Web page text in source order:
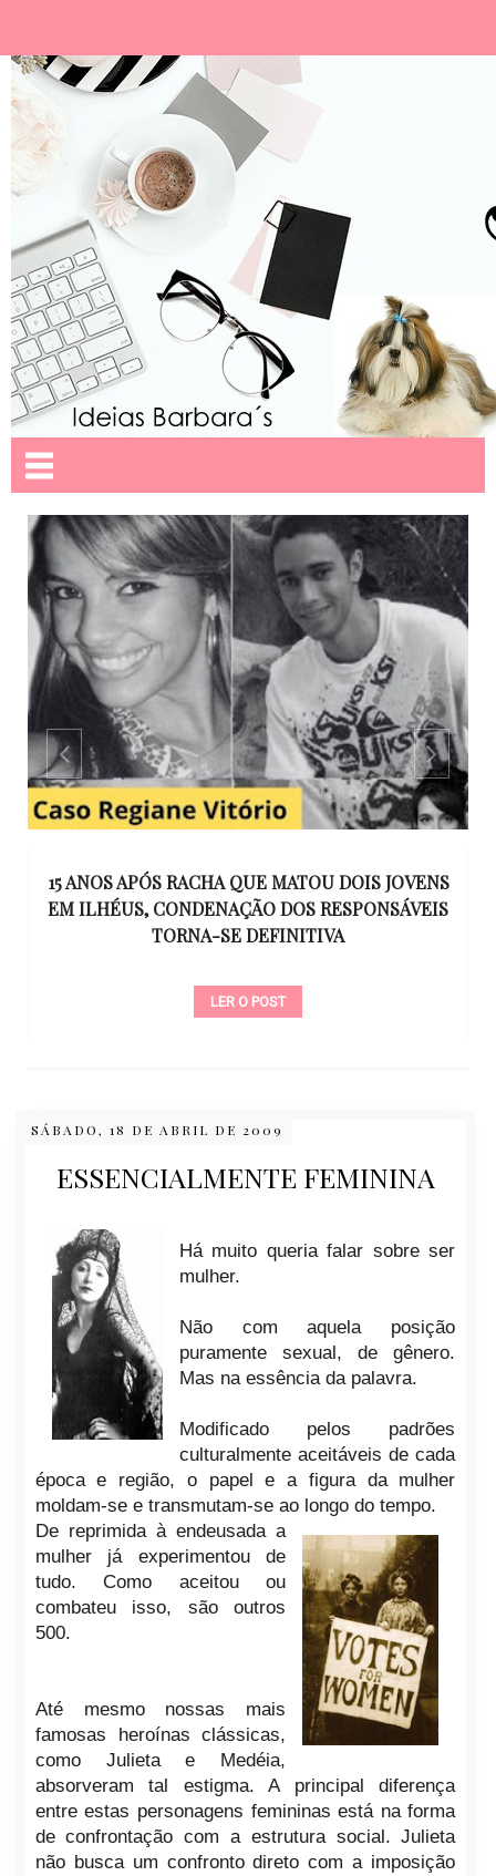
15 ANOS APÓS RACHA QUE MATOU DOIS JOVENS
EM ILHÉUS, CONDENAÇÃO DOS RESPONSÁVEIS
TORNA-SE DEFINITIVA
LER O POST
SÁBADO, 18 DE ABRIL DE 2009
ESSENCIALMENTE FEMININA
Há muito queria falar sobre ser
mulher.
Não com aquela posição
puramente sexual, de gênero.
Mas na essência da palavra.
Modificado pelos padrões
culturalmente aceitáveis de cada
época e região, o papel e a figura da mulher
moldam-se e transmutam-se ao longo do tempo.
De reprimida à endeusada a
mulher já experimentou de
tudo. Como aceitou ou
combateu isso, são outros
500.
Até mesmo nossas mais
famosas heroínas clássicas,
como Julieta e Medéia,
absorveram tal estigma. A principal diferença
entre estas personagens femininas está na forma
de confrontação com a estrutura social. Julieta
não busca um confronto direto com a imposição